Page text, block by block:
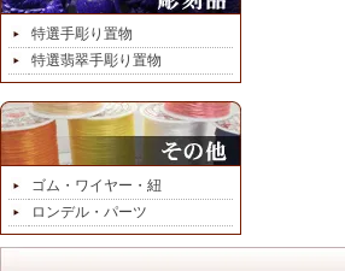
特選手彫り置物
特選翡翠手彫り置物
ゴム・ワイヤー・紐
ロンデル・パーツ